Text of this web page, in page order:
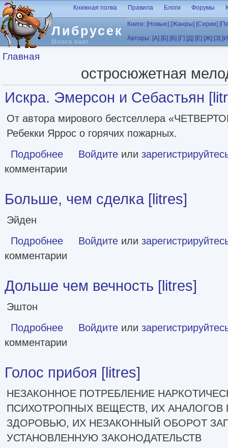
Перейти к основному содержанию
Либрусек
Много книг
Книжная полка Правила Блоги Форумы
Книги: [Новые] [Жанры] [Серии]
Авторы: [А] [Б] [В] [Г] [Д] [Е] [Ж] [З]
Вы здесь
Главная
остросюжетная
Искра. Эмерсон и Себастьян
От автора мирового бестселлера
Ребекки Яррос о горячих пожарных.
Подробнее о Искра. Эмерсон и Себастьян [litres]
Войдите или
комментарии
Больше, чем сделка [litres]
Эйден
Подробнее о Больше, чем сделка [litres]
Войдите или
комментарии
Дольше чем вечность [litres]
Эштон
Подробнее о Дольше чем вечность [litres]
Войдите или
комментарии
Голос прибоя [litres]
НЕЗАКОННОЕ ПОТРЕБЛЕНИЕ
ПСИХОТРОПНЫХ ВЕЩЕСТВ, ИХ АНАЛОГОВ
ЗДОРОВЬЮ, ИХ НЕЗАКОННЫЙ ОБОРОТ
УСТАНОВЛЕННУЮ ЗАКОНОДАТЕЛЬСТВ